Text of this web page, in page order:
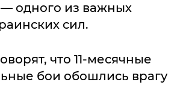
одного из важных
сил.
что 11-месячные
бои обошлись врагу